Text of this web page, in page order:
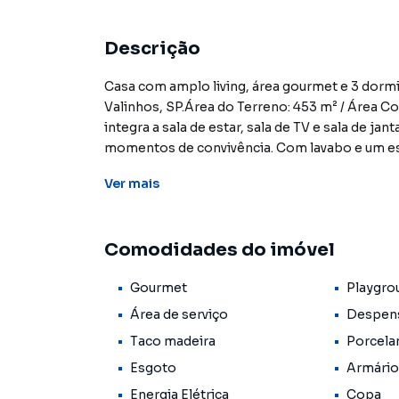
Descrição
Casa com amplo living, área gourmet e 3
Valinhos, SP.Área do Terreno: 453 m² / Área
integra a sala de estar, sala de TV e sala de
momentos de convivência. Com lavabo e
complementada por uma despensa e área de
para o seu conforto e segurança, com
Rodovia Magalhães Teixeira e ao centro de
Financiamento Ligue já e agende uma visita
imóveis constantes neste site, estão sujeitos
Ver mais
Comodidades do imóvel
Gourmet
Área de serviço
Taco madeira
Esgoto
Energia Elétrica
Copa